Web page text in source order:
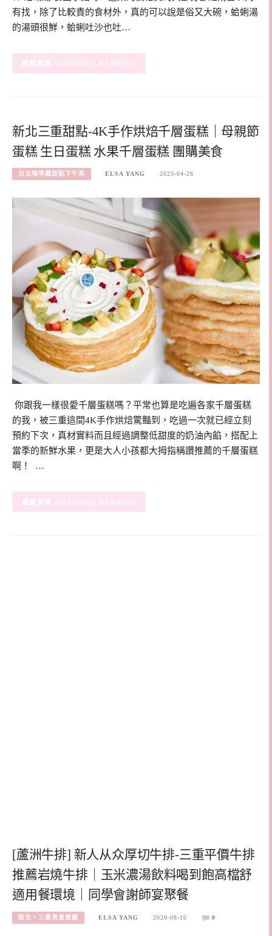
有找，除了比較貴的食材外，真的可以說是俗又大碗，蛤蜊湯
的湯頭很鮮，蛤蜊吐沙也吐…
CONTINUE READING
新北三重甜點-4K手作烘焙千層蛋糕｜母親節
蛋糕 生日蛋糕 水果千層蛋糕 團購美食
台北咖啡廳甜點下午茶 ELSA YANG 2023-04-26
​​​ 你跟我一樣很愛千層蛋糕嗎？平常也算是吃遍各家千層蛋糕
的我，被三重這間4K手作烘焙驚豔到，吃過一次就已經立刻
預約下次，真材實料而且經過調整低甜度的奶油內餡，搭配上
當季的新鮮水果，更是大人小孩都大拇指稱讚推薦的千層蛋糕
啊！ …
CONTINUE READING
[蘆洲牛排] 新人从众厚切牛排-三重平價牛排
推薦岩燒牛排｜玉米濃湯飲料喝到飽高檔舒
適用餐環境｜同學會謝師宴聚餐
新北。三重美食推薦 ELSA YANG 2020-08-10 0